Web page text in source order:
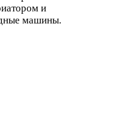
и
машины.